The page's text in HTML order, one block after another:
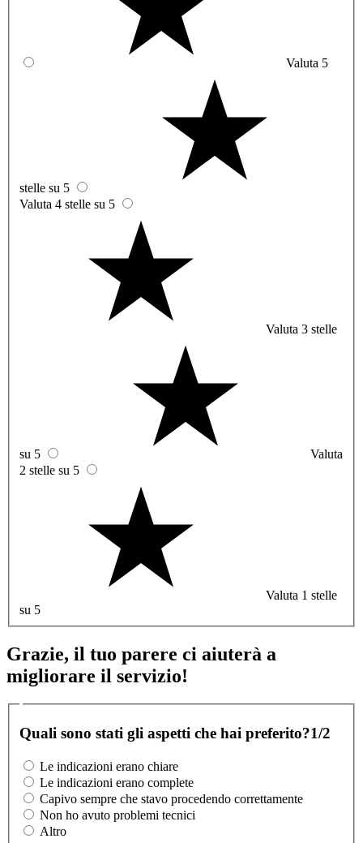
Valuta 5
stelle su 5
Valuta 4 stelle su 5
Valuta 3 stelle
su 5
Valuta
2 stelle su 5
Valuta 1 stelle
su 5
Grazie, il tuo parere ci aiuterà a
migliorare il servizio!
Quali sono stati gli aspetti che hai preferito?1/2
Le indicazioni erano chiare
Le indicazioni erano complete
Capivo sempre che stavo procedendo correttamente
Non ho avuto problemi tecnici
Altro